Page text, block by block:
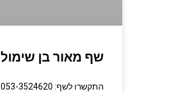
שף מאור בן שימול